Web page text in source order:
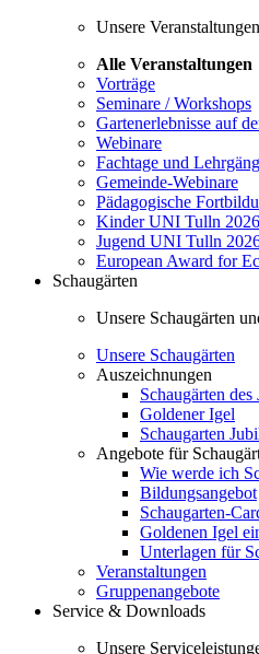
Unsere
Alle Veranstaltungen
Vorträge
Seminare / Workshops
Gartenerlebnisse auf
Webinare
Fachtage und
Gemeinde-Webinare
Pädagogische
Kinder UNI Tulln 2026
Jugend UNI Tulln
European Award for
Schaugärten
Unsere Schaugärten
Unsere Schaugärten
Auszeichnungen
Schaugärten des
Goldener Igel
Schaugarten
Angebote für
Wie werde ich
Bildungsangebot
Schaugarten-
Goldenen Igel
Unterlagen für
Veranstaltungen
Gruppenangebote
Service & Downloads
Unsere